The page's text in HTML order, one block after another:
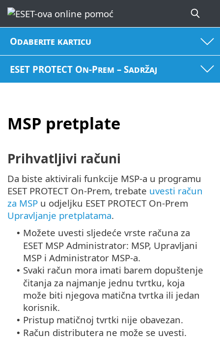
Odaberite karticu
ESET PROTECT On-Prem – Sadržaj
MSP pretplate
Prihvatljivi računi
Da biste aktivirali funkcije MSP-a u programu
ESET PROTECT On-Prem, trebate uvesti račun
za MSP u odjeljku ESET PROTECT On-Prem
Upravljanje pretplatama.
• Možete uvesti sljedeće vrste računa za
ESET MSP Administrator: MSP, Upravljani
MSP i Administrator MSP-a.
• Svaki račun mora imati barem dopuštenje
čitanja za najmanje jednu tvrtku, koja
može biti njegova matična tvrtka ili jedan
korisnik.
• Pristup matičnoj tvrtki nije obavezan.
• Račun distributera ne može se uvesti.